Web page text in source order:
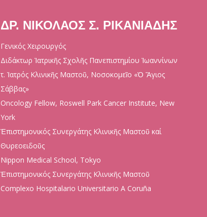
ΔΡ. ΝΙΚΟΛΑΟΣ Σ. ΡΙΚΑΝΙΑΔΗΣ
Γενικός Χειρουργός
Διδάκτωρ Ἰατρικῆς Σχολῆς Πανεπιστημίου Ἰωαννίνων
τ. Ἰατρός Κλινικῆς Μαστοῦ, Νοσοκομεῖο «Ὁ Ἅγιος
Σάββας»
Oncology Fellow, Roswell Park Cancer Institute, New
York
Ἐπιστημονικός Συνεργάτης Κλινικῆς Μαστοῦ καί
Θυρεοειδοῦς
Nippon Medical School, Tokyo
Ἐπιστημονικός Συνεργάτης Κλινικῆς Μαστοῦ
Complexo Hospitalario Universitario A Coruña